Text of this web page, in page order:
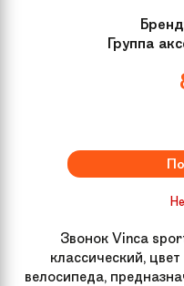
Группа
Звонок Vinca
классический,
велосипеда,